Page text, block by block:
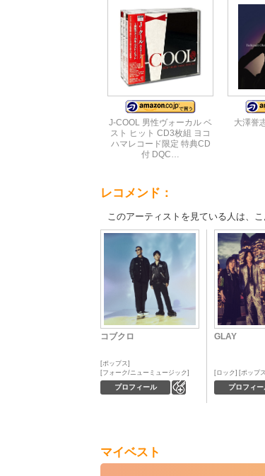
J-COOL 男性ヴォーカル ベ
スト ヒット CD3枚組 ヨコ
ハマレコード限定 特典CD
付 DQC…
大澤誉
レコメンド：
このアーティストを見ている人は、
コブクロ
プロフィール
ポップス
フォーク/ニューミュージック
GLAY
プロフィー
ロック ポップス
マイベスト